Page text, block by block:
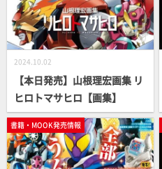
2024.10.02
【本日発売】山根理宏画集 リ
ヒロトマサヒロ【画集】
書籍・MOOK発売情報